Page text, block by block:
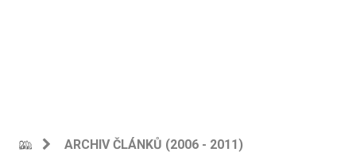
ARCHIV ČLÁNKŮ (2006 - 2011)